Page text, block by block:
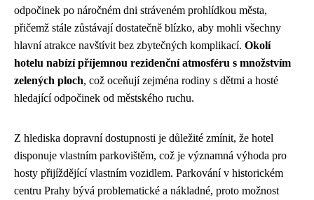
odpočinek po náročném dni stráveném prohlídkou města,
přičemž stále zůstávají dostatečně blízko, aby mohli všechny
hlavní atrakce navštívit bez zbytečných komplikací. Okolí
hotelu nabízí příjemnou rezidenční atmosféru s množstvím
zelených ploch, což oceňují zejména rodiny s dětmi a hosté
hledající odpočinek od městského ruchu.
Z hlediska dopravní dostupnosti je důležité zmínit, že hotel
disponuje vlastním parkovištěm, což je významná výhoda pro
hosty přijíždějící vlastním vozidlem. Parkování v historickém
centru Prahy bývá problematické a nákladné, proto možnost